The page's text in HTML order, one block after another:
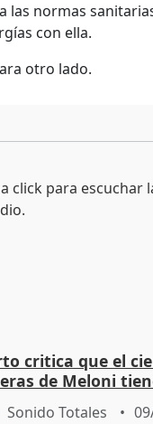
las normas
con ella.
otro lado.
critica que el
de Meloni
político que
Sonido Totales